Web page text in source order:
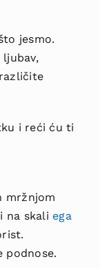
jesmo.
i reći ću ti
mržnjom
na skali ega
podnose.